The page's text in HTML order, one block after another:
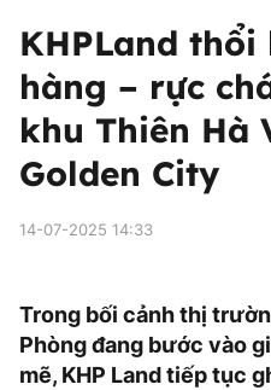
KHPLand thổi
hàng – rực
khu Thiên Hà
Golden City
14-07-2025 14:33
Trong bối cảnh thị
Phòng đang bước vào
mẽ, KHP Land tiếp tục